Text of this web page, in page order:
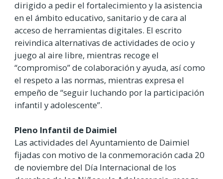
dirigido a pedir el fortalecimiento y la asistencia
en el ámbito educativo, sanitario y de cara al
acceso de herramientas digitales. El escrito
reivindica alternativas de actividades de ocio y
juego al aire libre, mientras recoge el
“compromiso” de colaboración y ayuda, así como
el respeto a las normas, mientras expresa el
empeño de “seguir luchando por la participación
infantil y adolescente”.
Pleno Infantil de Daimiel
Las actividades del Ayuntamiento de Daimiel
fijadas con motivo de la conmemoración cada 20
de noviembre del Día Internacional de los